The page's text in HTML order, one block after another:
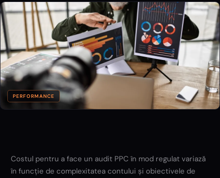
PERFORMANCE
Costul pentru a face un audit PPC în mod regulat variază
în funcție de complexitatea contului și obiectivele de